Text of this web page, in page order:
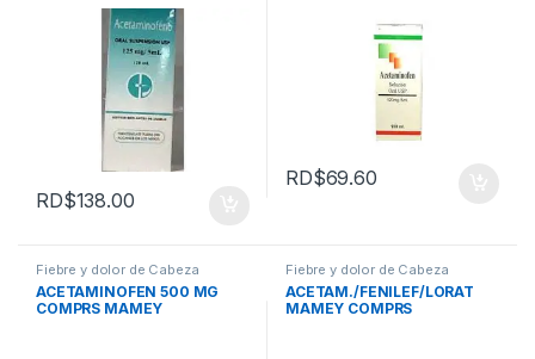
RD$138.00
RD$69.60
Fiebre y dolor de Cabeza
ACETAMINOFEN 500 MG
COMPRS MAMEY
Fiebre y dolor de Cabeza
ACETAM./FENILEF/LORAT
MAMEY COMPRS